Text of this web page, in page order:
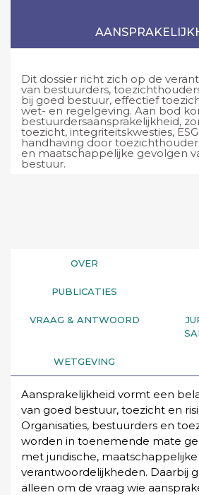
Dit dossier richt zich op de
van bestuurders,
bij goed bestuur, effectief
wet- en regelgeving. Aan bod
bestuurdersaansprakelijkheid,
toezicht, integriteitskwesties,
handhaving door
en maatschappelijke gevolgen
bestuur.
OVER
PUBLICATIES
VRAAG & ANTWOORD
WETGEVING
Aansprakelijkheid vormt een
van goed bestuur, toezicht en
Organisaties, bestuurders en
worden in toenemende mate
met juridische,
verantwoordelijkheden. Daarbij
alleen om de vraag wie